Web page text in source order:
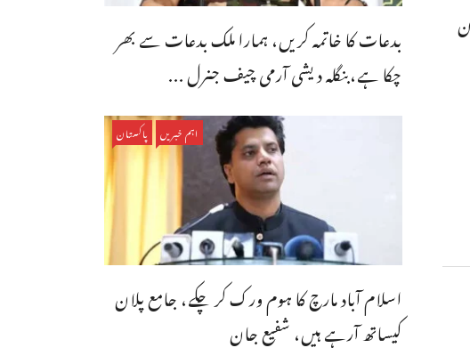
بدعات کا خاتمہ کریں، ہمارا ملک بدعات سے بھر
چکا ہے،بنگله دیشی آرمی چیف جنرل ...
اہم خبریں پاکستان
اسلام آباد مارچ کا ہوم ورک کر چکے، جامع پلان
کیساتھ آرہے ہیں، شفیع جان